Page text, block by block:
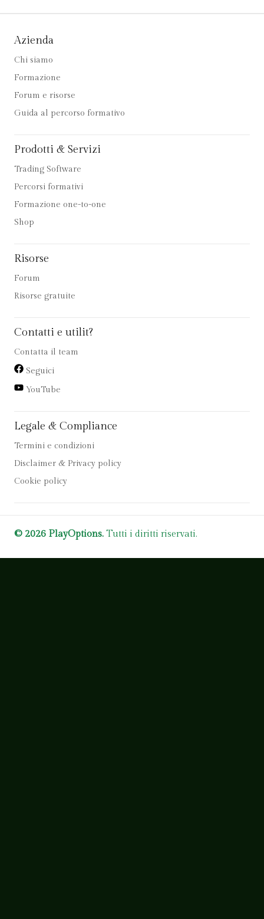
Azienda
Chi siamo
Formazione
Forum e risorse
Guida al percorso formativo
Prodotti & Servizi
Trading Software
Percorsi formativi
Formazione one-to-one
Shop
Risorse
Forum
Risorse gratuite
Contatti e utilit?
Contatta il team
Seguici
YouTube
Legale & Compliance
Termini e condizioni
Disclaimer & Privacy policy
Cookie policy
© 2026 PlayOptions. Tutti i diritti riservati.